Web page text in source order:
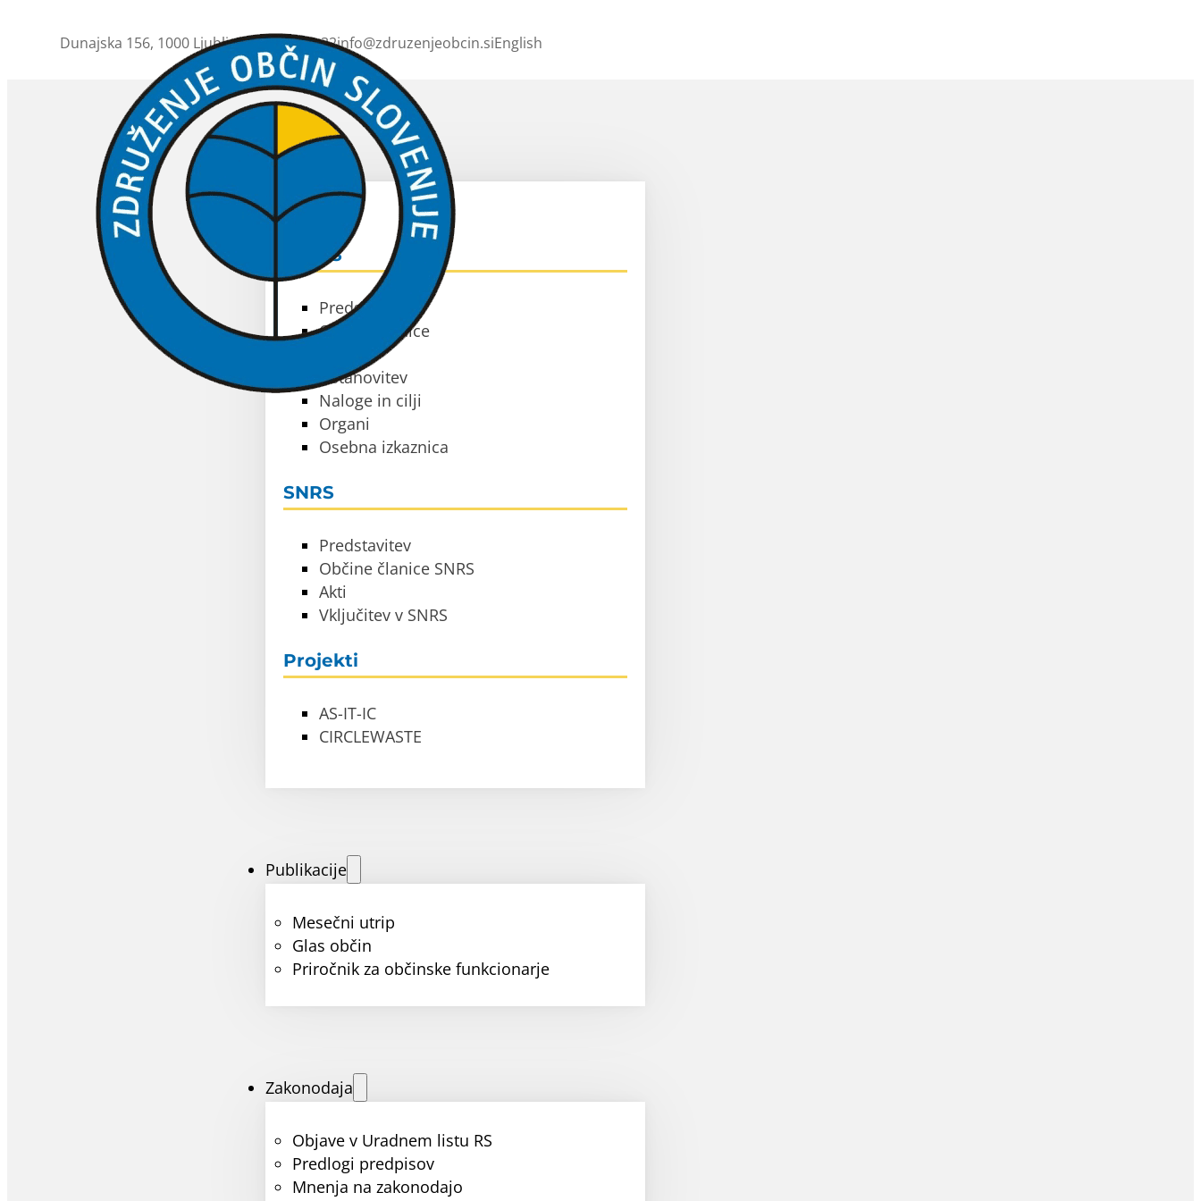
Dunajska 156, 1000 Ljubljana01 230 63 32info@zdruzenjeobcin.siEnglish
ZOS
O ZOS
Predstavitev
Občine članice
Ustanovitev
Naloge in cilji
Organi
Osebna izkaznica
SNRS
Predstavitev
Občine članice SNRS
Akti
Vključitev v SNRS
Projekti
AS-IT-IC
CIRCLEWASTE
Publikacije
Mesečni utrip
Glas občin
Priročnik za občinske funkcionarje
Zakonodaja
Objave v Uradnem listu RS
Predlogi predpisov
Mnenja na zakonodajo